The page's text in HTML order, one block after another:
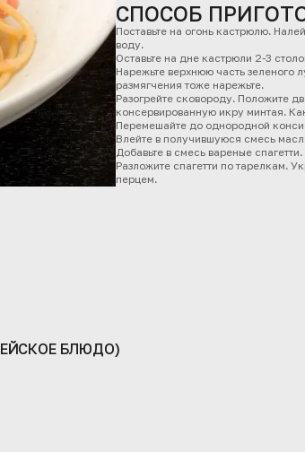
СПОСОБ
Поставьте на огонь кастрюлю.
воду.
Оставьте на дне кастрюли 2-3
Нарежьте верхнюю часть зеленого
размягчения тоже нарежьте.
Разогрейте сковороду. Положите
консервированную икру минтая.
Перемешайте до однородной
Влейте в получившуюся смесь
Добавьте в смесь вареные
Разложите спагетти по тарелкам.
перцем.
БЛЮДО)